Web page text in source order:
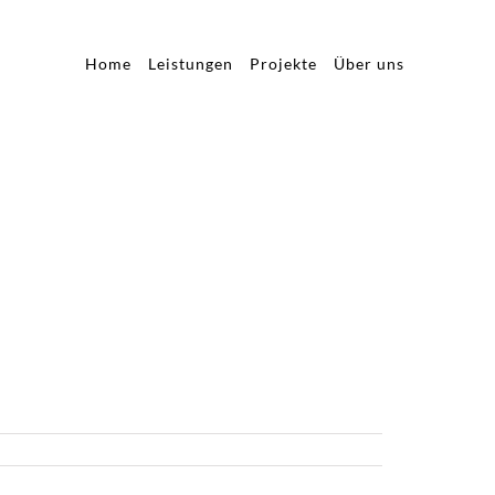
Home Leistungen Projekte Über uns